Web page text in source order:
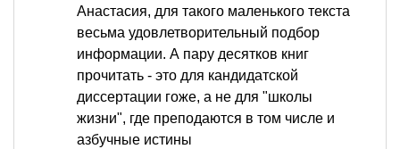
Анастасия, для такого маленького текста
весьма удовлетворительный подбор
информации. А пару десятков книг
прочитать - это для кандидатской
диссертации гоже, а не для "школы
жизни", где преподаются в том числе и
азбучные истины